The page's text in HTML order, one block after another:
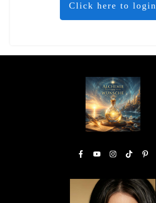
Click here to login